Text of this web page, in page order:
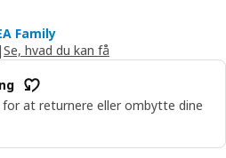
Family
|Se, hvad du kan få
for at returnere eller ombytte dine